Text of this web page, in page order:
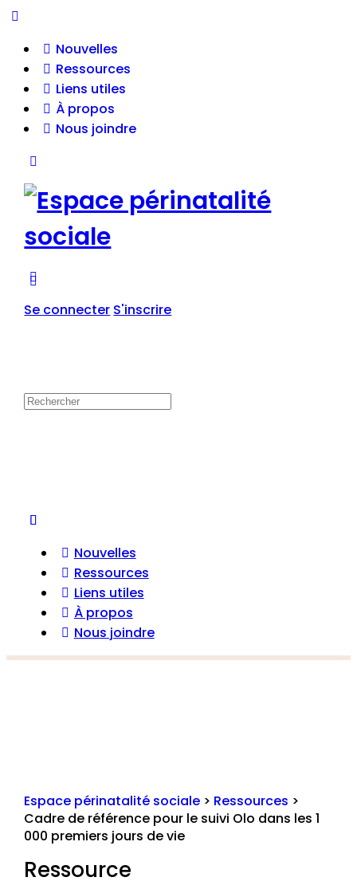
Nouvelles
Ressources
Liens utiles
À propos
Nous joindre
Se connecter S'inscrire
Nouvelles
Ressources
Liens utiles
À propos
Nous joindre
Espace périnatalité sociale > Ressources >
Cadre de référence pour le suivi Olo dans les 1
000 premiers jours de vie
Ressource